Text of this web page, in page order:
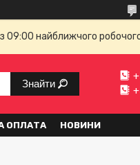
09:00 найближчого
Знайти
ОПЛАТА НОВИНИ